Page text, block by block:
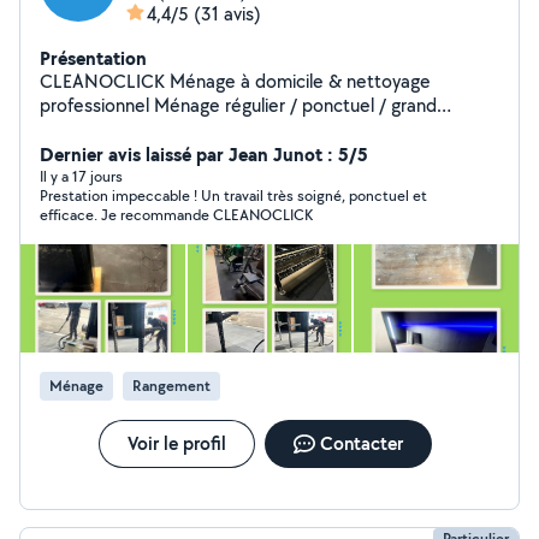
4,4/5 (31 avis)
Présentation
CLEANOCLICK Ménage à domicile & nettoyage
professionnel Ménage régulier / ponctuel / grand
lieux Lavage de vitres ️ Nettoyage canapé & matelas à la
shampouineuse professionnelle Nettoyage de bureaux
& locaux professionnels -50 % de crédit d'impôt
immédiat À partir de 13,95/h Produits & matériel
professionnels inclus Intervenante fixe possible Équipe
sérieuse, réactive et déclarée Devis rapide &
intervention flexible CLEANOCLICK simplicité, qualité,
efficacité.
Dernier avis laissé par Jean Junot : 5/5
Il y a 17 jours
Prestation impeccable ! Un travail très soigné, ponctuel et
efficace. Je recommande CLEANOCLICK
Ménage Rangement
Voir le profil Contacter